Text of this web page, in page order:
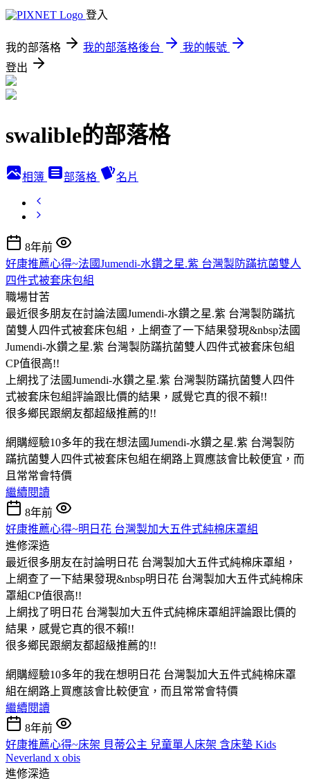
登入
我的部落格 我的部落格後台
我的帳號
登出
swalible的部落格
相簿 部落格 名片
8年前
好康推薦心得~法國Jumendi-水鑽之星.紫 台灣製防蹣抗菌雙人
四件式被套床包組
職場甘苦
最近很多朋友在討論法國Jumendi-水鑽之星.紫 台灣製防蹣抗
菌雙人四件式被套床包組，上網查了一下結果發現&nbsp法國
Jumendi-水鑽之星.紫 台灣製防蹣抗菌雙人四件式被套床包組
CP值很高!!
上網找了法國Jumendi-水鑽之星.紫 台灣製防蹣抗菌雙人四件
式被套床包組評論跟比價的結果，感覺它真的很不賴!!
很多鄉民跟網友都超級推薦的!!
網購經驗10多年的我在想法國Jumendi-水鑽之星.紫 台灣製防
蹣抗菌雙人四件式被套床包組在網路上買應該會比較便宜，而
且常常會特價
繼續閱讀
8年前
好康推薦心得~明日花 台灣製加大五件式純棉床罩組
進修深造
最近很多朋友在討論明日花 台灣製加大五件式純棉床罩組，
上網查了一下結果發現&nbsp明日花 台灣製加大五件式純棉床
罩組CP值很高!!
上網找了明日花 台灣製加大五件式純棉床罩組評論跟比價的
結果，感覺它真的很不賴!!
很多鄉民跟網友都超級推薦的!!
網購經驗10多年的我在想明日花 台灣製加大五件式純棉床罩
組在網路上買應該會比較便宜，而且常常會特價
繼續閱讀
8年前
好康推薦心得~床架 貝蒂公主 兒童單人床架 含床墊 Kids
Neverland x obis
進修深造